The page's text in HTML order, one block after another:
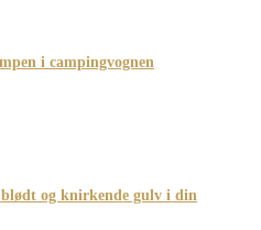
i campingvognen
og knirkende gulv i din